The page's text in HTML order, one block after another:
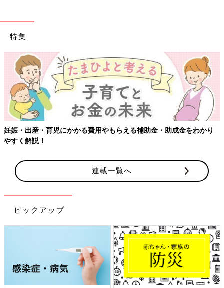
特集
妊娠・出産・育児にかかる費用やもらえる補助金・助成金をわかり
やすく解説！
連載一覧へ
ピックアップ